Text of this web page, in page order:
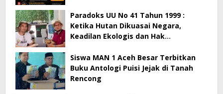
Paradoks UU No 41 Tahun 1999 :
Ketika Hutan Dikuasai Negara,
Keadilan Ekologis dan Hak
Siswa MAN 1 Aceh Besar Terbitkan
Buku Antologi Puisi Jejak di Tanah
Rencong